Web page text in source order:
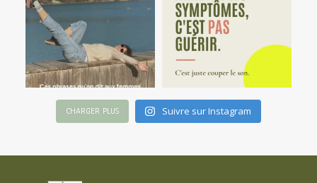
CHARGER PLUS Suivre sur Instagram